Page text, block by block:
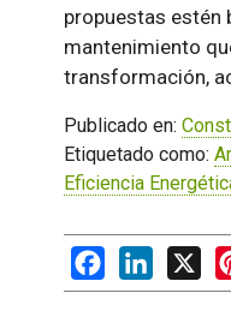
propuestas estén
mantenimiento
transformación,
Publicado en:
Etiquetado como:
Eficiencia
FacebookLinkedIn
X